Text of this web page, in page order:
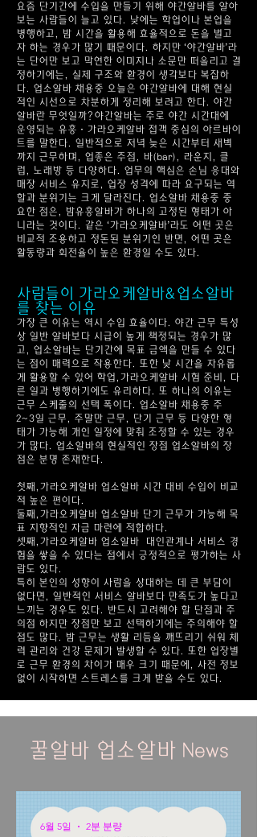
요즘 단기간에 수입을 만들기 위해 야간알바를 알아
보는 사람들이 늘고 있다. 낮에는 학업이나 본업을
병행하고, 밤 시간을 활용해 효율적으로 돈을 벌고
자 하는 경우가 많기 때문이다. 하지만 ‘야간알바’라
는 단어만 보고 막연한 이미지나 소문만 떠올리고 결
정하기에는, 실제 구조와 환경이 생각보다 복잡하
다. 업소알바 채용중 오늘은 야간알바에 대해 현실
적인 시선으로 차분하게 정리해 보려고 한다. 야간
알바란 무엇일까?야간알바는 주로 야간 시간대에
운영되는 유흥·가라오케알바 접객 중심의 아르바이
트를 말한다. 일반적으로 저녁 늦은 시간부터 새벽
까지 근무하며, 업종은 주점, 바(bar), 라운지, 클
럽, 노래방 등 다양하다. 업무의 핵심은 손님 응대와
매장 서비스 유지로, 업장 성격에 따라 요구되는 역
할과 분위기는 크게 달라진다. 업소알바 채용중 중
요한 점은, 밤유흥알바가 하나의 고정된 형태가 아
니라는 것이다. 같은 ‘가라오케알바’라도 어떤 곳은
비교적 조용하고 정돈된 분위기인 반면, 어떤 곳은
활동량과 회전율이 높은 환경일 수도 있다.
사람들이 가라오케알바&업소알바
를 찾는 이유
가장 큰 이유는 역시 수입 효율이다. 야간 근무 특성
상 일반 알바보다 시급이 높게 책정되는 경우가 많
고, 업소알바는 단기간에 목표 금액을 만들 수 있다
는 점이 매력으로 작용한다. 또한 낮 시간을 자유롭
게 활용할 수 있어 학업,가라오케알바 시험 준비, 다
른 일과 병행하기에도 유리하다. 또 하나의 이유는
근무 스케줄의 선택 폭이다. 업소알바 채용중 주
2~3일 근무, 주말만 근무, 단기 근무 등 다양한 형
태가 가능해 개인 일정에 맞춰 조정할 수 있는 경우
가 많다. 업소알바의 현실적인 장점 업소알바의 장
점은 분명 존재한다.
첫째,가라오케알바 업소알바 시간 대비 수입이 비교
적 높은 편이다.
둘째,가라오케알바 업소알바 단기 근무가 가능해 목
표 지향적인 자금 마련에 적합하다.
셋째,가라오케알바 업소알바 대인관계나 서비스 경
험을 쌓을 수 있다는 점에서 긍정적으로 평가하는 사
람도 있다.
특히 본인의 성향이 사람을 상대하는 데 큰 부담이
없다면, 일반적인 서비스 알바보다 만족도가 높다고
느끼는 경우도 있다. 반드시 고려해야 할 단점과 주
의점 하지만 장점만 보고 선택하기에는 주의해야 할
점도 많다. 밤 근무는 생활 리듬을 깨뜨리기 쉬워 체
력 관리와 건강 문제가 발생할 수 있다. 또한 업장별
로 근무 환경의 차이가 매우 크기 때문에, 사전 정보
없이 시작하면 스트레스를 크게 받을 수도 있다.
꿀알바 업소알바 News
6월 5일 2분 분량